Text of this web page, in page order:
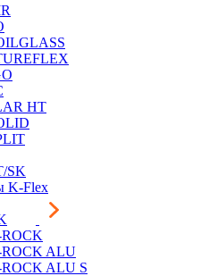
HT
SK
K-Flex
ALU
ALU S